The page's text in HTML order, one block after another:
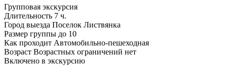
Групповая экскурсия
Длительность 7 ч.
Город выезда Поселок Листвянка
Размер группы до 10
Как проходит Автомобильно-пешеходная
Возраст Возрастных ограничений нет
Включено в экскурсию